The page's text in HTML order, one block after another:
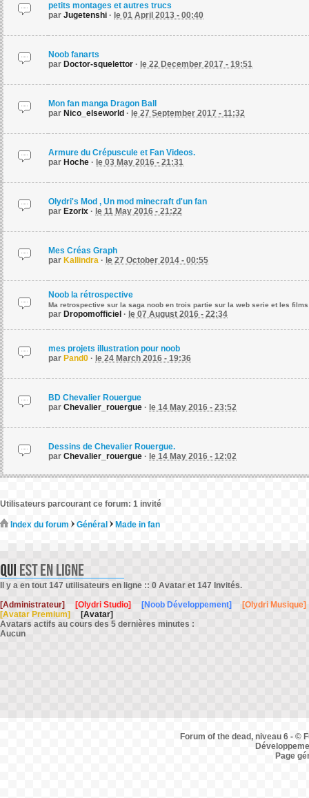
petits montages et autres trucs
par Jugetenshi · le 01 April 2013 - 00:40
Noob fanarts
par Doctor-squelettor · le 22 December 2017 - 19:51
Mon fan manga Dragon Ball
par Nico_elseworld · le 27 September 2017 - 11:32
Armure du Crépuscule et Fan Videos.
par Hoche · le 03 May 2016 - 21:31
Olydri's Mod , Un mod minecraft d'un fan
par Ezorix · le 11 May 2016 - 21:22
Mes Créas Graph
par Kallindra · le 27 October 2014 - 00:55
Noob la rétrospective
Ma retrospective sur la saga noob en trois partie sur la web serie et les films
par Dropomofficiel · le 07 August 2016 - 22:34
mes projets illustration pour noob
par Pand0 · le 24 March 2016 - 19:36
BD Chevalier Rouergue
par Chevalier_rouergue · le 14 May 2016 - 23:52
Dessins de Chevalier Rouergue.
par Chevalier_rouergue · le 14 May 2016 - 12:02
Utilisateurs parcourant ce forum: 1 invité
Index du forum Général Made in fan
Il y a en tout 147 utilisateurs en ligne :: 0 Avatar et 147 Invités.
[Administrateur]
[Olydri Studio] [Noob Développement]
[Olydri Musique]
[Avatar Premium]
[Avatar]
Avatars actifs au cours des 5 dernières minutes :
Aucun
Forum of the dead, niveau 6 - ©
Page